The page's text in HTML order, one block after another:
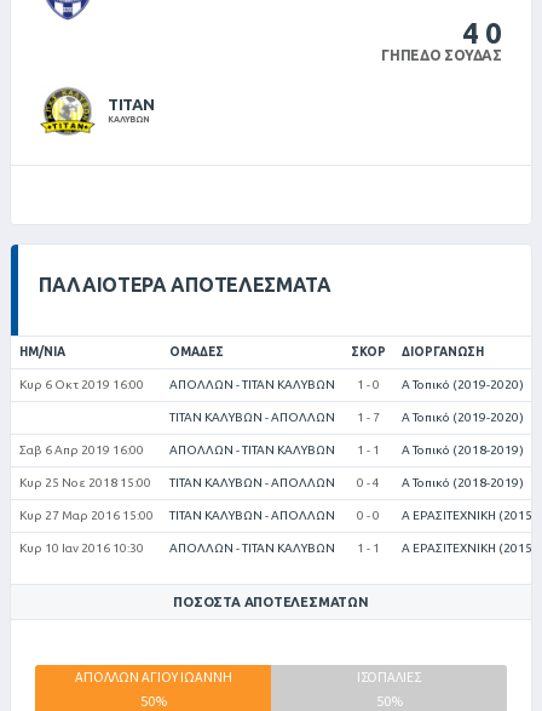
4 0
ΓΉΠΕΔΟ ΣΟΎΔΑΣ
ΤΙΤΑΝ
ΚΑΛΥΒΩΝ
ΠΑΛΑΙΌΤΕΡΑ ΑΠΟΤΕΛΈΣΜΑΤΑ
ΗΜ/ΝΊΑ ΟΜΆΔΕΣ ΣΚΟΡ ΔΙΟΡΓΆΝΩΣΗ
Κυρ 6 Οκτ 2019 16:00 ΑΠΟΛΛΩΝ - ΤΙΤΑΝ ΚΑΛΥΒΩΝ 1 - 0 Α Τοπικό (2019-2020)
ΤΙΤΑΝ ΚΑΛΥΒΩΝ - ΑΠΟΛΛΩΝ 1 - 7 Α Τοπικό (2019-2020)
Σαβ 6 Απρ 2019 16:00 ΑΠΟΛΛΩΝ - ΤΙΤΑΝ ΚΑΛΥΒΩΝ 1 - 1 Α Τοπικό (2018-2019)
Κυρ 25 Νοε 2018 15:00 ΤΙΤΑΝ ΚΑΛΥΒΩΝ - ΑΠΟΛΛΩΝ 0 - 4 Α Τοπικό (2018-2019)
Κυρ 27 Μαρ 2016 15:00 ΤΙΤΑΝ ΚΑΛΥΒΩΝ - ΑΠΟΛΛΩΝ 0 - 0 Α ΕΡΑΣΙΤΕΧΝΙΚΗ (2015-
Κυρ 10 Ιαν 2016 10:30 ΑΠΟΛΛΩΝ - ΤΙΤΑΝ ΚΑΛΥΒΩΝ 1 - 1 Α ΕΡΑΣΙΤΕΧΝΙΚΗ (2015-
ΠΟΣΟΣΤΆ ΑΠΟΤΕΛΕΣΜΆΤΩΝ
ΑΠΟΛΛΩΝ ΑΓΙΟΥ ΙΩΑΝΝΗ
50%
ΙΣΟΠΑΛΙΕΣ
50%